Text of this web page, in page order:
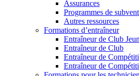
Assurances
Programmes de
Autres ressources
Formations d’entraîneur
Entraîneur de Club
Entraîneur de Club
Entraîneur de
Entraîneur de